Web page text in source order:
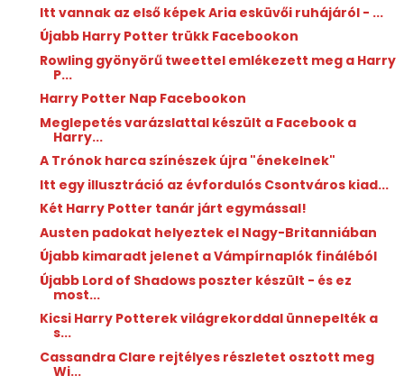
Itt vannak az első képek Aria esküvői ruhájáról - ...
Újabb Harry Potter trükk Facebookon
Rowling gyönyörű tweettel emlékezett meg a Harry
P...
Harry Potter Nap Facebookon
Meglepetés varázslattal készült a Facebook a
Harry...
A Trónok harca színészek újra "énekelnek"
Itt egy illusztráció az évfordulós Csontváros kiad...
Két Harry Potter tanár járt egymással!
Austen padokat helyeztek el Nagy-Britanniában
Újabb kimaradt jelenet a Vámpírnaplók fináléból
Újabb Lord of Shadows poszter készült - és ez
most...
Kicsi Harry Potterek világrekorddal ünnepelték a
s...
Cassandra Clare rejtélyes részletet osztott meg
Wi...